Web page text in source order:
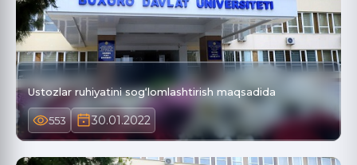
Ustozlar ruhiyatini sog‘lomlashtirish maqsadida
553 30.01.2022